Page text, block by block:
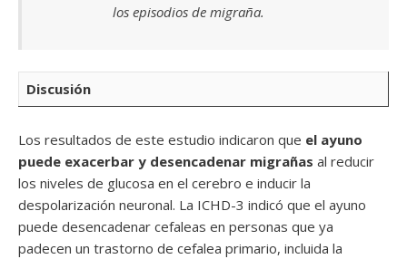
los episodios de migraña.
Discusión
Los resultados de este estudio indicaron que el ayuno
puede exacerbar y desencadenar migrañas al reducir
los niveles de glucosa en el cerebro e inducir la
despolarización neuronal. La ICHD-3 indicó que el ayuno
puede desencadenar cefaleas en personas que ya
padecen un trastorno de cefalea primario, incluida la